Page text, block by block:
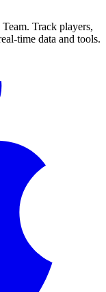
Track players,
time data and tools.